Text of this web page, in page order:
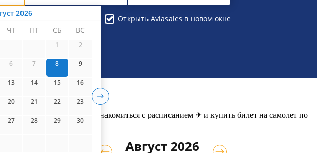
2026
ЧТ ПТ СБ ВС
1 2
6 7 8 9
13 14 15 16
20 21 22 23
27 28 29 30
Открыть Aviasales в новом окне
На сайте вы можете ознакомиться с расписанием ✈ и купить билет на самолет по
Август 2026